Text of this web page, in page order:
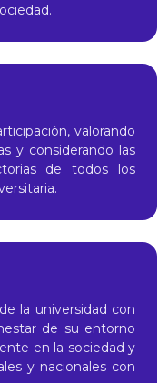
valorando
y considerando las
de todos los
la universidad con
de su entorno
en la sociedad y
y nacionales con